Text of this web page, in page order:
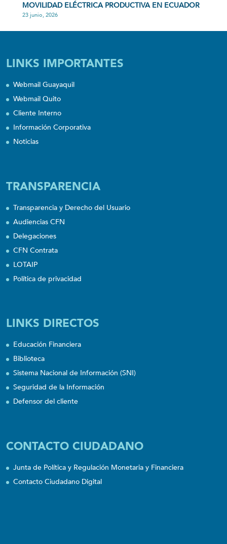
MOVILIDAD ELÉCTRICA PRODUCTIVA EN ECUADOR
23 junio, 2026
LINKS IMPORTANTES
Webmail Guayaquil
Webmail Quito
Cliente Interno
Información Corporativa
Noticias
TRANSPARENCIA
Transparencia y Derecho del Usuario
Audiencias CFN
Delegaciones
CFN Contrata
LOTAIP
Política de privacidad
LINKS DIRECTOS
Educación Financiera
Biblioteca
Sistema Nacional de Información (SNI)
Seguridad de la Información
Defensor del cliente
CONTACTO CIUDADANO
Junta de Política y Regulación Monetaria y Financiera
Contacto Ciudadano Digital